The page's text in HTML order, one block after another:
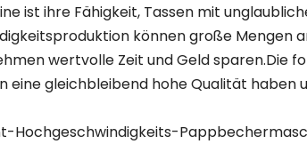
ist ihre Fähigkeit, Tassen mit
können große Mengen
wertvolle Zeit und Geld sparen.Die
eine gleichbleibend hohe Qualität haben
Hochgeschwindigkeits-